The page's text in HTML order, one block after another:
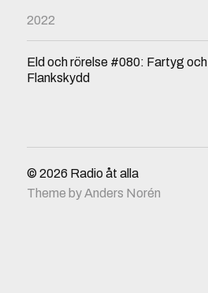
2022
Eld och rörelse #080: Fartyg och
Flankskydd
© 2026 Radio åt alla
Theme byAnders Norén